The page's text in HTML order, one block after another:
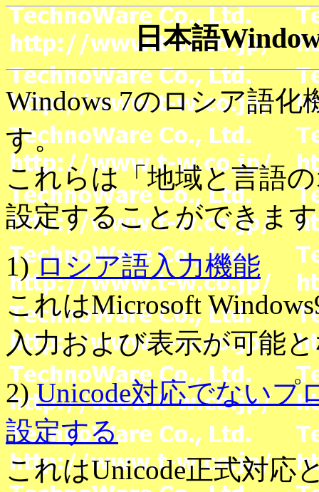
日本語
Windows 7のロシア語
す。
これらは「地域と言語
設定することができま
1)ロシア語入力機能
これはMicrosoft
入力および表示が可能
2)Unicode対応でないプ
設定する
これはUnicode正式対応